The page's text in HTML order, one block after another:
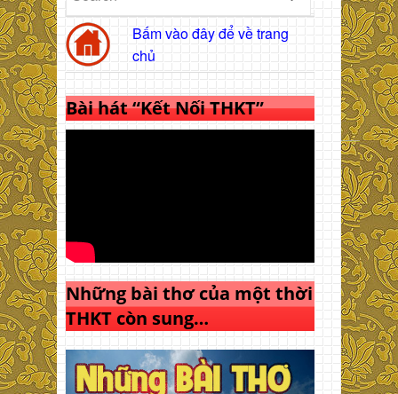
Bấm vào đây để về trang
chủ
Bài hát “Kết Nối THKT”
Những bài thơ của một thời
THKT còn sung…